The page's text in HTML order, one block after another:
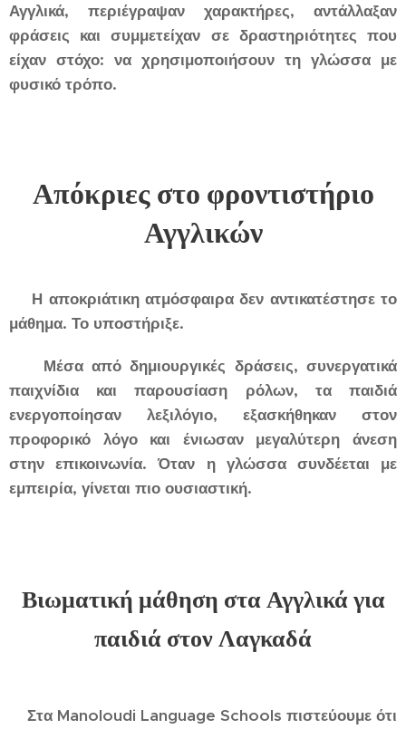
Αγγλικά, περιέγραψαν χαρακτήρες, αντάλλαξαν
φράσεις και συμμετείχαν σε δραστηριότητες που
είχαν στόχο: να χρησιμοποιήσουν τη γλώσσα με
φυσικό τρόπο.
Απόκριες στο φροντιστήριο
Αγγλικών
Η αποκριάτικη ατμόσφαιρα δεν αντικατέστησε το
μάθημα. Το υποστήριξε.
Μέσα από δημιουργικές δράσεις, συνεργατικά
παιχνίδια και παρουσίαση ρόλων, τα παιδιά
ενεργοποίησαν λεξιλόγιο, εξασκήθηκαν στον
προφορικό λόγο και ένιωσαν μεγαλύτερη άνεση
στην επικοινωνία. Όταν η γλώσσα συνδέεται με
εμπειρία, γίνεται πιο ουσιαστική.
Βιωματική μάθηση στα Αγγλικά για
παιδιά στον Λαγκαδά
Στα Manoloudi Language Schools πιστεύουμε ότι